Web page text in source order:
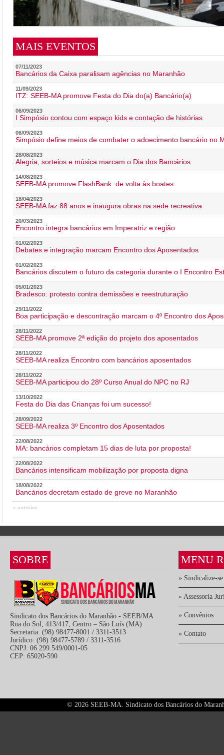
MAIS EVENTOS
07/11/2023
Bancários da Caixa paralisam agências no Maranhão
11/09/2023
ITZ: SEEB-MA promove Festa do Dia do(a) Bancário(a)
06/09/2023
I Simpósio contou com espaço kids e contação de histórias
06/09/2023
Simpósio define meios de combater o adoecimento bancário no
28/08/2023
Alegria, sorteios e música marcam o Dia dos Bancários
14/08/2023
SEEB-MA promove FlashBank: de volta às boates
18/04/2023
SEEB-MA faz 88 anos e inaugura obras na sede recreativa
20/03/2023
Encontro integra bancários em Imperatriz e região
01/02/2023
Debates e integração marcam Encontro dos Aposentados
01/02/2023
Bancários discutem o futuro da categoria durante o I Encontro
05/01/2023
Bradesco: protesto contra demissões e reestruturação
29/11/2022
Boa participação e descontração marcam o 4º Encontro dos
28/11/2022
SEEB-MA promove 2ª edição do projeto dos aposentados
28/11/2022
SEEB-MA realiza Encontro com bancários aposentados
28/11/2022
SEEB-MA participou do 28º Curso Anual do NPC no RJ
13/10/2022
Festa do Dia das Crianças foi um sucesso!
28/09/2022
SEEB-MA realiza 3º Encontro dos Aposentados
22/08/2022
MA: bancários completam 15 dias de luta por proposta!
22/08/2022
Bancários intensificam mobilização por proposta digna
18/08/2022
Bancários decretam estado de greve no Maranhão
« anterior
SOBRE
Sindicato dos Bancários do Maranhão - SEEB/MA
Rua do Sol, 413/417, Centro – São Luís (MA)
Secretaria: (98) 98477-8001 / 3311-3513
Jurídico: (98) 98477-5789 / 3311-3516
CNPJ: 06.299.549/0001-05
CEP: 65020-590
MENU
» Sindicalize-se
» Assessoria
» Convênios
» Contato
© 2026 SEEB-MA. Sindicato dos Bancários do